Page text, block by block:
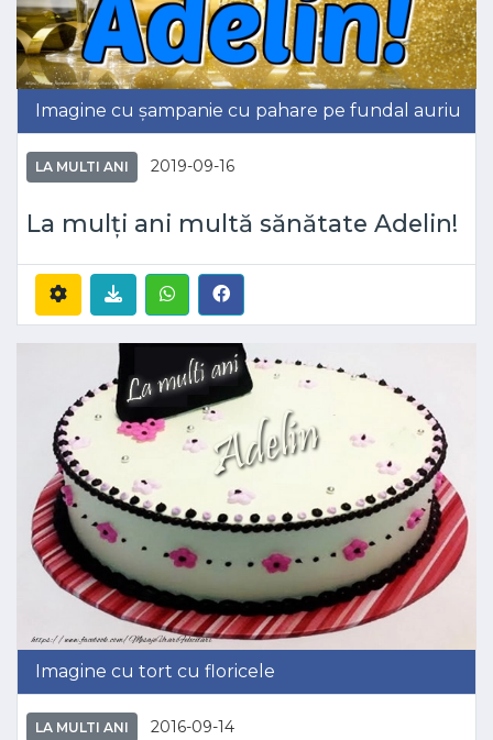
Imagine cu șampanie cu pahare pe fundal auriu
LA MULTI ANI 2019-09-16
La mulți ani multă sănătate Adelin!
Imagine cu tort cu floricele
LA MULTI ANI 2016-09-14